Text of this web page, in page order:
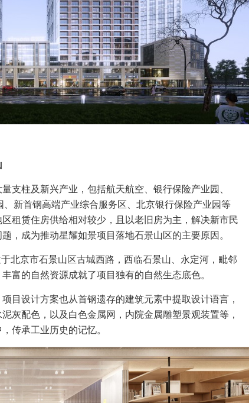
支柱及新兴产业，包括航天航空、银行保险产业园、
新首钢高端产业综合服务区、北京银行保险产业园等
租赁住房供给相对较少，且以老旧房为主，解决新市民
，成为推动星耀如景项目落地石景山区的主要原因。
北京市石景山区古城西路，西临石景山、永定河，毗邻
富的自然资源成就了项目独有的自然生态底色。
目设计方案也从首钢遗存的建筑元素中提取设计语言，
灰配色，以及白色金属网，内院金属雕塑景观装置等，
传承工业历史的记忆。